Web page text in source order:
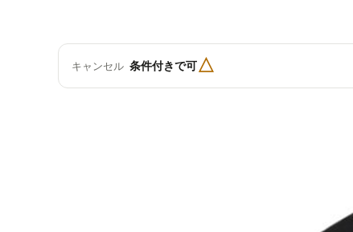
キャンセル 条件付きで可△